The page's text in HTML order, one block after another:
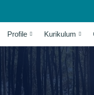
Profile Kurikulum